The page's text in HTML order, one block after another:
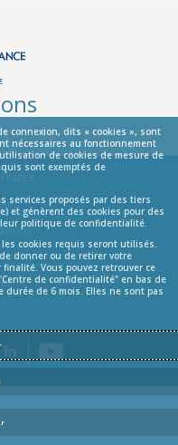
connexion, dits « cookies », sont
nécessaires au fonctionnement
de cookies de mesure de
sont exemptés de
services proposés par des tiers
et génèrent des cookies pour des
politique de confidentialité.
cookies requis seront utilisés.
donner ou de retirer votre
Vous pouvez retrouver ce
de confidentialité" en bas de
durée de 6 mois. Elles ne sont pas